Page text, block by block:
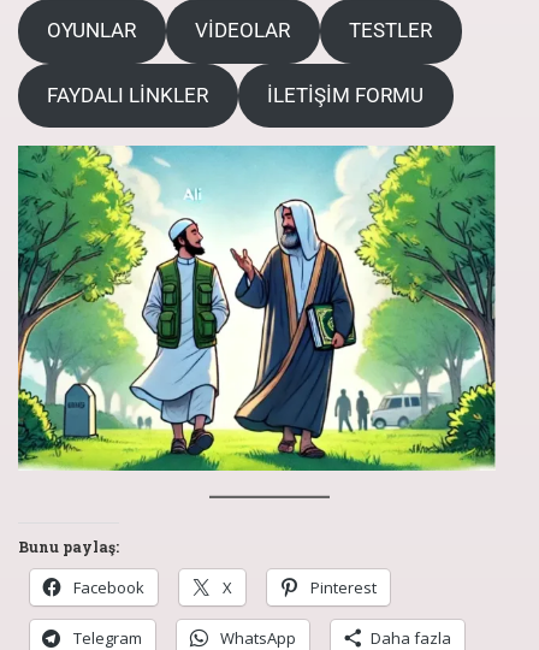
OYUNLAR VİDEOLAR TESTLER
FAYDALI LİNKLER İLETİŞİM FORMU
Bunu paylaş:
Facebook X Pinterest
Telegram WhatsApp Daha fazla